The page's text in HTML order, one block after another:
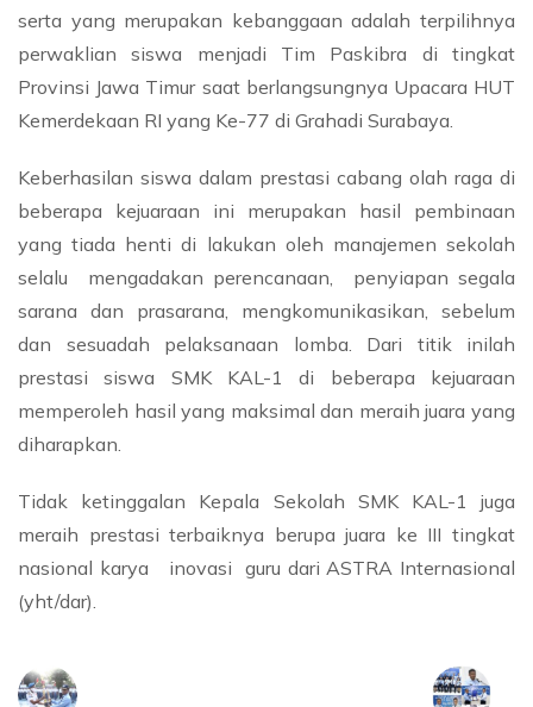
serta yang merupakan kebanggaan adalah terpilihnya
perwaklian siswa menjadi Tim Paskibra di tingkat
Provinsi Jawa Timur saat berlangsungnya Upacara HUT
Kemerdekaan RI yang Ke-77 di Grahadi Surabaya.
Keberhasilan siswa dalam prestasi cabang olah raga di
beberapa kejuaraan ini merupakan hasil pembinaan
yang tiada henti di lakukan oleh manajemen sekolah
selalu mengadakan perencanaan, penyiapan segala
sarana dan prasarana, mengkomunikasikan, sebelum
dan sesuadah pelaksanaan lomba. Dari titik inilah
prestasi siswa SMK KAL-1 di beberapa kejuaraan
memperoleh hasil yang maksimal dan meraih juara yang
diharapkan.
Tidak ketinggalan Kepala Sekolah SMK KAL-1 juga
meraih prestasi terbaiknya berupa juara ke III tingkat
nasional karya inovasi guru dari ASTRA Internasional
(yht/dar).